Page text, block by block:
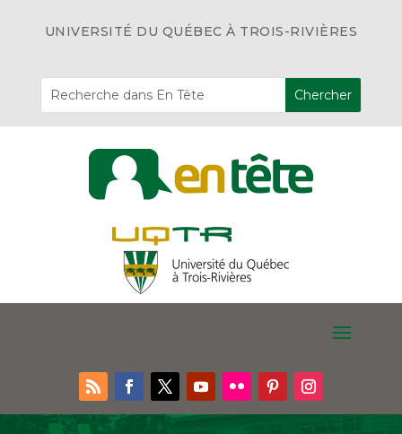
UNIVERSITÉ DU QUÉBEC À TROIS-RIVIÈRES